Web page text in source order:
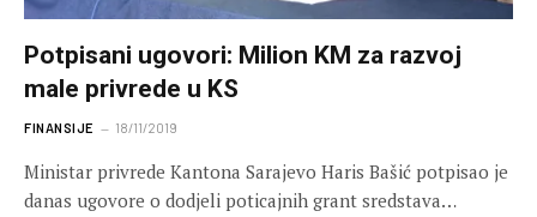
Potpisani ugovori: Milion KM za razvoj
male privrede u KS
FINANSIJE 18/11/2019
Ministar privrede Kantona Sarajevo Haris Bašić potpisao je
danas ugovore o dodjeli poticajnih grant sredstava…